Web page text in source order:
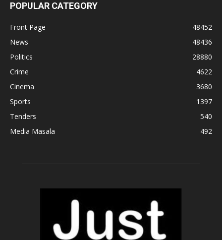
POPULAR CATEGORY
Front Page
48452
News
48436
Politics
28880
Crime
4622
Cinema
3680
Sports
1397
Tenders
540
Media Masala
492